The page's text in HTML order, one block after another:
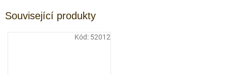
Související produkty
Kód: 52012